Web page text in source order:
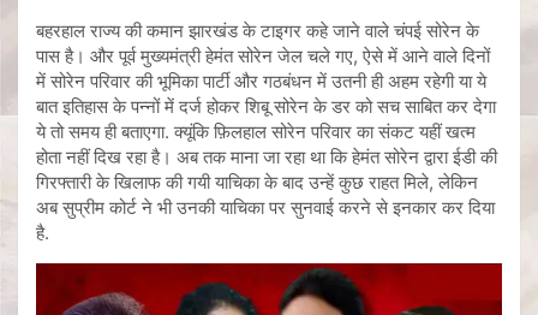
बहरहाल राज्य की कमान झारखंड के टाइगर कहे जाने वाले चंपई सोरेन के
पास है। और पूर्व मुख्यमंत्री हेमंत सोरेन जेल चले गए, ऐसे में आने वाले दिनों
में सोरेन परिवार की भूमिका पार्टी और गठबंधन में उतनी ही अहम रहेगी या ये
बात इतिहास के पन्नों में दर्ज होकर शिबू सोरेन के डर को सच साबित कर देगा
ये तो समय ही बताएगा. क्यूंकि फ़िलहाल सोरेन परिवार का संकट यहीं खत्म
होता नहीं दिख रहा है। अब तक माना जा रहा था कि हेमंत सोरेन द्वारा ईडी की
गिरफ्तारी के खिलाफ की गयी याचिका के बाद उन्हें कुछ राहत मिले, लेकिन
अब सुप्रीम कोर्ट ने भी उनकी याचिका पर सुनवाई करने से इनकार कर दिया
है.